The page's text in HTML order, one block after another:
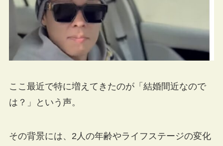
ここ最近で特に増えてきたのが「結婚間近なので
は？」という声。
その背景には、2人の年齢やライフステージの変化